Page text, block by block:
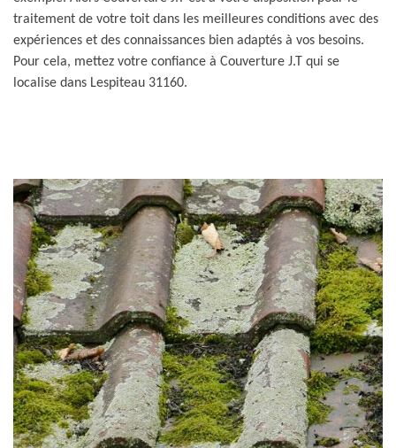
traitement de votre toit dans les meilleures conditions avec des
expériences et des connaissances bien adaptés à vos besoins.
Pour cela, mettez votre confiance à Couverture J.T qui se
localise dans Lespiteau 31160.